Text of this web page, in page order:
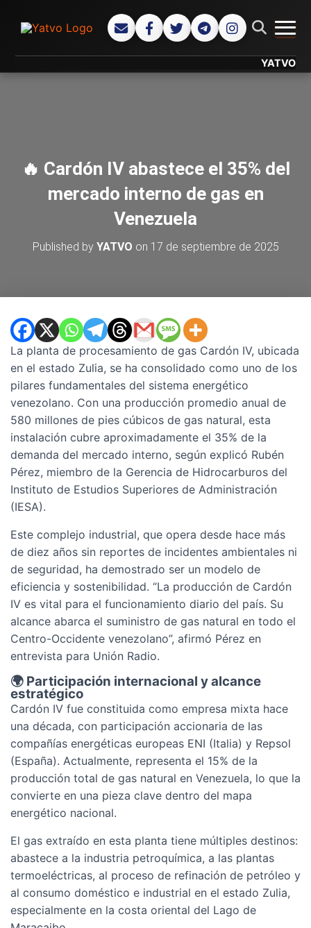
YATVO...
🔥 Cardón IV abastece el 35% del
mercado interno de gas en
Venezuela
Published by YATVO on 17 de septiembre de 2025
La planta de procesamiento de gas Cardón IV, ubicada
en el estado Zulia, se ha consolidado como uno de los
pilares fundamentales del sistema energético
venezolano. Con una producción promedio anual de
580 millones de pies cúbicos de gas natural, esta
instalación cubre aproximadamente el 35% de la
demanda del mercado interno, según explicó Rubén
Pérez, miembro de la Gerencia de Hidrocarburos del
Instituto de Estudios Superiores de Administración
(IESA).
Este complejo industrial, que opera desde hace más
de diez años sin reportes de incidentes ambientales ni
de seguridad, ha demostrado ser un modelo de
eficiencia y sostenibilidad. “La producción de Cardón
IV es vital para el funcionamiento diario del país. Su
alcance abarca el suministro de gas natural en todo el
Centro-Occidente venezolano”, afirmó Pérez en
entrevista para Unión Radio.
🌍 Participación internacional y alcance
estratégico
Cardón IV fue constituida como empresa mixta hace
una década, con participación accionaria de las
compañías energéticas europeas ENI (Italia) y Repsol
(España). Actualmente, representa el 15% de la
producción total de gas natural en Venezuela, lo que la
convierte en una pieza clave dentro del mapa
energético nacional.
El gas extraído en esta planta tiene múltiples destinos:
abastece a la industria petroquímica, a las plantas
termoeléctricas, al proceso de refinación de petróleo y
al consumo doméstico e industrial en el estado Zulia,
especialmente en la costa oriental del Lago de